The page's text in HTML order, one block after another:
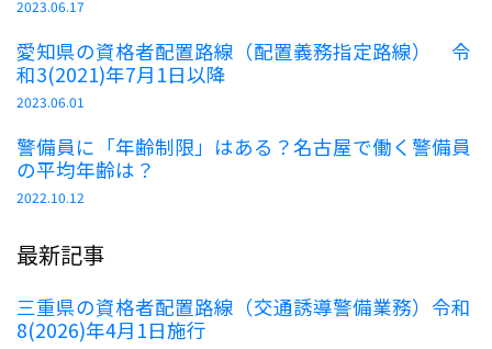
2023.06.17
愛知県の資格者配置路線（配置義務指定路線） 令
和3(2021)年7月1日以降
2023.06.01
警備員に「年齢制限」はある？名古屋で働く警備員
の平均年齢は？
2022.10.12
最新記事
三重県の資格者配置路線（交通誘導警備業務）令和
8(2026)年4月1日施行